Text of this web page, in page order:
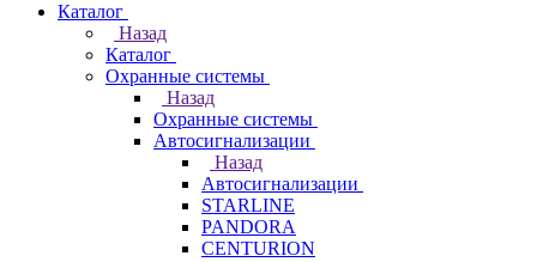
Каталог
Назад
Каталог
Охранные системы
Назад
Охранные системы
Автосигнализации
Назад
Автосигнализации
STARLINE
PANDORA
CENTURION